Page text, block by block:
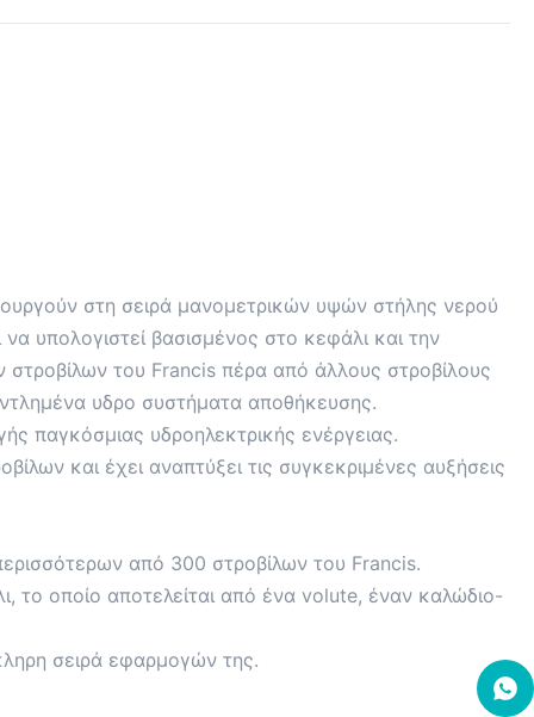
στη σειρά μανομετρικών υψών στήλης νερού
υπολογιστεί βασισμένος στο κεφάλι και την
του Francis πέρα από άλλους στροβίλους
υδρο συστήματα αποθήκευσης.
παγκόσμιας υδροηλεκτρικής ενέργειας.
και έχει αναπτύξει τις συγκεκριμένες αυξήσεις
από 300 στροβίλων του Francis.
το οποίο αποτελείται από ένα volute, έναν καλώδιο-
σειρά εφαρμογών της.